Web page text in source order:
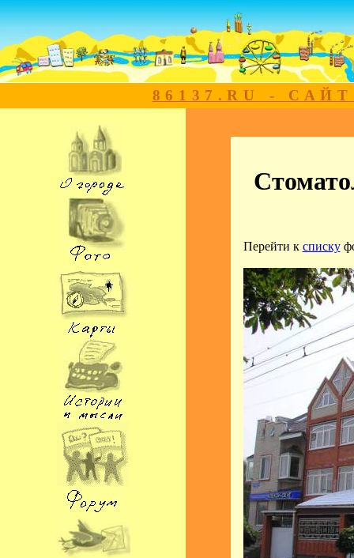
86137.RU -
Перейти к списку